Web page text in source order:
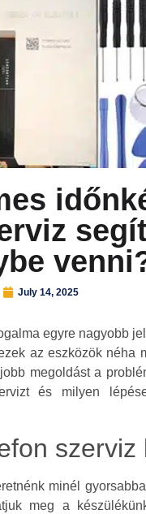
July 14, 2025
egyre nagyobb
az eszközök néha
megoldást a
és milyen
szerviz
minél
meg a